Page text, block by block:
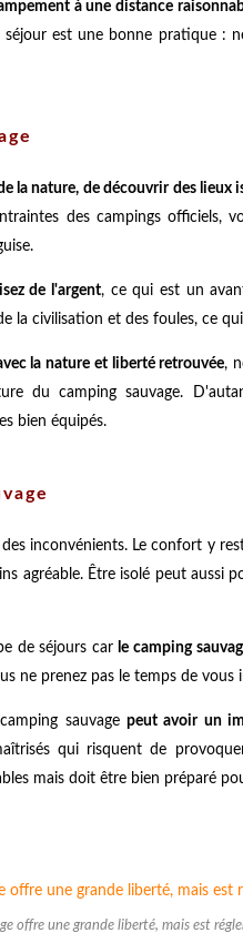
à une distance
séjour est une bonne pratique :
la nature, de découvrir des lieux
des campings officiels,
de l'argent, ce qui est un
la civilisation et des foules, ce
la nature et liberté retrouvée,
du camping sauvage.
bien équipés.
inconvénients. Le confort y
agréable. Être isolé peut aussi
de séjours car le camping
ne prenez pas le temps de vous
sauvagepeut avoir un
qui risquent de
mais doit être bien préparé
offre une grande liberté, mais est